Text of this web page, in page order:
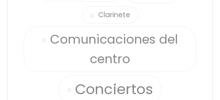
Clarinete
Comunicaciones del
centro
Conciertos